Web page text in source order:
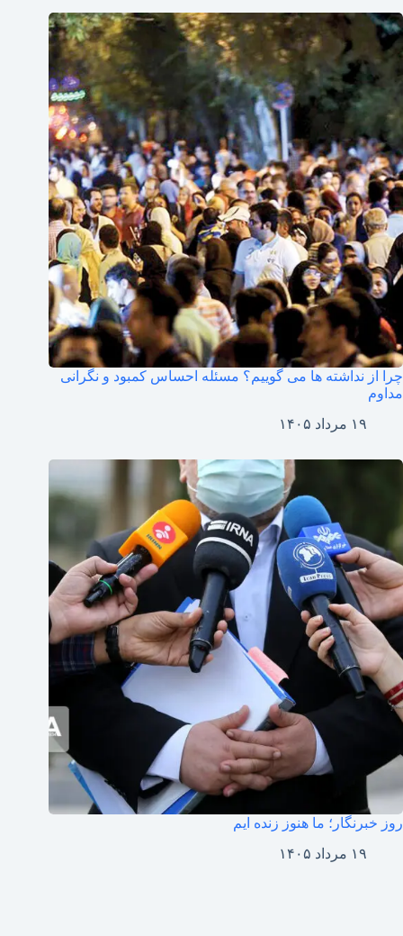
چرا از نداشته ها می گوییم؟ مسئله احساس کمبود و نگرانی
مداوم
۱۹ مرداد ۱۴۰۵
روز خبرنگار؛ ما هنوز زنده ایم
۱۹ مرداد ۱۴۰۵